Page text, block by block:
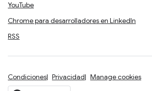
YouTube
Chrome para desarrolladores en LinkedIn
RSS
Condiciones Privacidad Manage cookies